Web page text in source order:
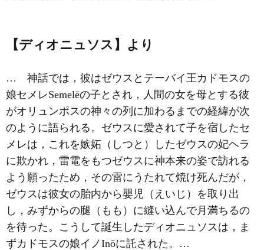
【ディオニュソス】より
… 神話では，彼はゼウスとテーバイ王カドモスの
娘セメレSemelēの子とされ，人間の女を母とする彼
がオリュンポスの神々の列に加わるまでの経緯が次
のように語られる。ゼウスに愛されて子を宿したセ
メレは，これを嫉妬（しつと）したゼウスの妃ヘラ
に欺かれ，雷電をもつゼウスに神本来の姿で訪れる
よう願ったため，その雷にうたれて焼け死んだが，
ゼウスは彼女の胎内から嬰児（えいじ）を取り出
し，みずからの腿（もも）に縫い込んで月満ちるの
を待った。こうして誕生したディオニュソスは，ま
ずカドモスの娘イノInōに託された。…